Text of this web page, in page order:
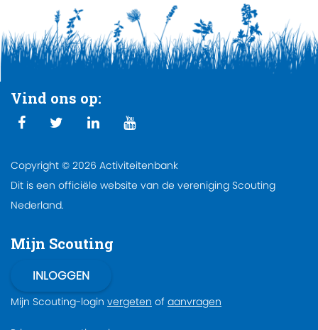
Vind ons op:
Copyright © 2026 Activiteitenbank
Dit is een officiële website van de vereniging Scouting
Nederland.
Mijn Scouting
Mijn Scouting-login vergeten of aanvragen